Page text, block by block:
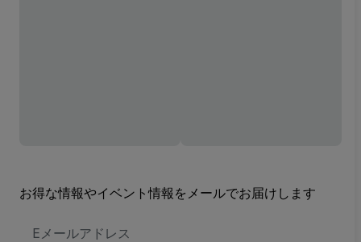
お得な情報やイベント情報をメールでお届けします
メ